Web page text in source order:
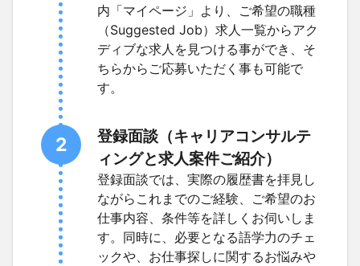
内「マイページ」より、ご希望の職種
（Suggested Job）求人一覧からアク
ディブな求人を見つける事ができ、そ
ちらからご応募いただく事も可能で
す。
2
登録面談（キャリアコンサルテ
ィングと求人案件ご紹介）
登録面談では、実際の履歴書を拝見し
ながらこれまでのご経験、ご希望のお
仕事内容、条件等を詳しくお伺いしま
す。同時に、必要となる語学力のチェ
ックや、お仕事探しに関するお悩みや